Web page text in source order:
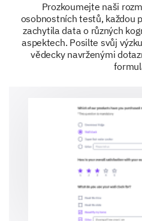
Prozkoumejte naši
osobnostních testů, každou
zachytila data o různých
aspektech. Posilte svůj
vědecky navrženými